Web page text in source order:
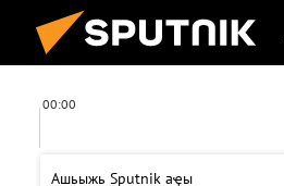
00:00
Ашьыжь Sputnik аҿы